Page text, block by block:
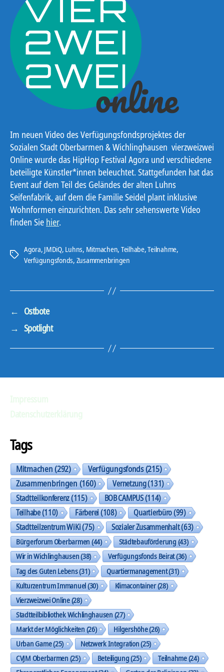
Im neuen Video des Verfügungsfondsprojektes der
Sozialen Stadt Oberbarmen & Wichlinghausen vierzweizwei
Online wurde das HipHop Festival Agora und verschiedene
beteiligte Künstler*innen beleuchtet. Stattgefunden hat das
Event auf dem Teil des Geländes der alten Luhns
Seifenfabrik, auf dem die Familie Seidel plant inklusive
Wohnformen einzurichten. Das sehr sehenswerte Video
finden Sie hier.
Schlagwörter
Agora, JMDiQ, Luhns, Mitmachen, Teilhabe,Teilnahme,
Verfügungsfonds, Zusammenbringen
← Ostbote
→ Spotlight
Tags
Mitmachen(292) Verfügungsfonds(215)
Zusammenbringen(160) Vernetzung(131)
Stadtteilkonferenz(115) BOB CAMPUS(114)
Teilhabe(110) Färberei(108) Quartierbüro(99)
Stadtteilzentrum WiKi(75) Sozialer Zusammenhalt(63)
Bürgerforum Oberbarmen(44) Städtebauförderung(43)
Wir in Wichlinghausen(38) Verfügungsfonds Beirat(36)
Tag des Guten Lebens(31) Quartiermanagement(31)
Kulturzentrum Immanuel(30) Klimacontainer(28)
Vierzweizwei Online(28)
Stadtteilbibliothek Wichlinghausen(27)
Markt der Möglichkeiten(26) Hilgershöhe(26)
Urban Game(25) Netzwerk Integration(25)
CVJM Oberbarmen(25) Beteiligung(25) Teilnahme(24)